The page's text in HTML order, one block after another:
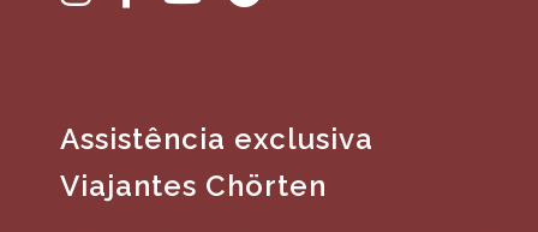
Assistência exclusiva
Viajantes Chörten